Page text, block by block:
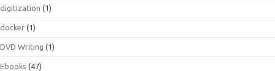
digitization (1)
docker (1)
DVD Writing (1)
Ebooks (47)